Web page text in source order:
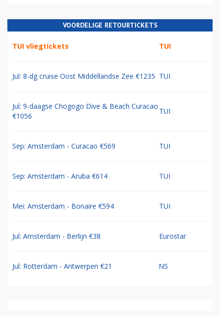
VOORDELIGE RETOURTICKETS
TUI vliegtickets TUI
Jul: 8-dg cruise Oost Middellandse Zee €1235 TUI
Jul: 9-daagse Chogogo Dive & Beach Curacao
€1056
TUI
Sep: Amsterdam - Curacao €569 TUI
Sep: Amsterdam - Aruba €614 TUI
Mei: Amsterdam - Bonaire €594 TUI
Jul: Amsterdam - Berlijn €38 Eurostar
Jul: Rotterdam - Antwerpen €21 NS